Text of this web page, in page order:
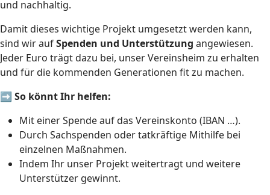
und nachhaltig.
Damit dieses wichtige Projekt umgesetzt werden kann,
sind wir aufSpenden und Unterstützung angewiesen.
Jeder Euro trägt dazu bei, unser Vereinsheim zu erhalten
und für die kommenden Generationen fit zu machen.
➡️ So könnt Ihr helfen:
Mit einer Spende auf das Vereinskonto (IBAN …).
Durch Sachspenden oder tatkräftige Mithilfe bei
einzelnen Maßnahmen.
Indem Ihr unser Projekt weitertragt und weitere
Unterstützer gewinnt.